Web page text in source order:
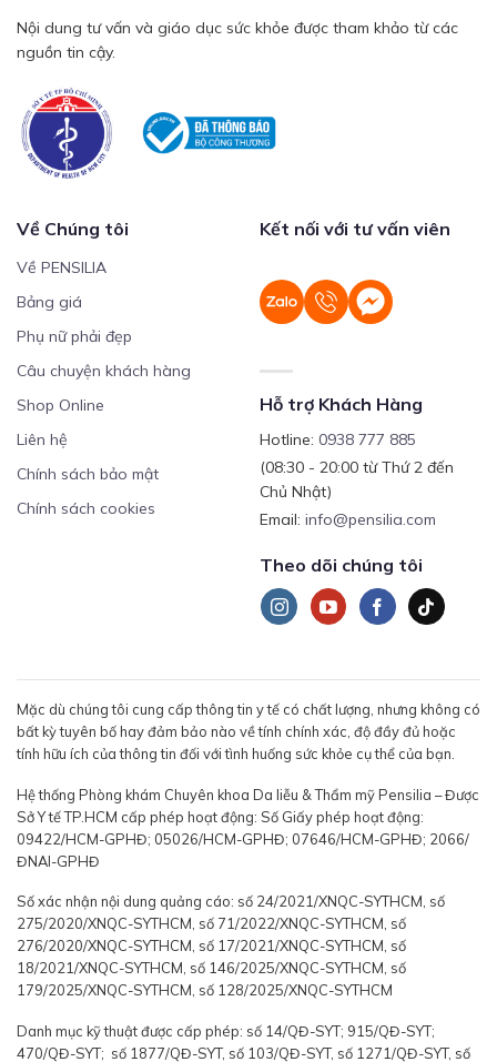
Nội dung tư vấn và giáo dục sức khỏe được tham khảo từ các
nguồn tin cậy.
Về Chúng tôi
Về PENSILIA
Bảng giá
Phụ nữ phải đẹp
Câu chuyện khách hàng
Shop Online
Liên hệ
Chính sách bảo mật
Chính sách cookies
Kết nối với tư vấn viên
Hỗ trợ Khách Hàng
Hotline: 0938 777 885
(08:30 - 20:00 từ Thứ 2 đến
Chủ Nhật)
Email: info@pensilia.com
Theo dõi chúng tôi
Mặc dù chúng tôi cung cấp thông tin y tế có chất lượng, nhưng không có
bất kỳ tuyên bố hay đảm bảo nào về tính chính xác, độ đầy đủ hoặc
tính hữu ích của thông tin đối với tình huống sức khỏe cụ thể của bạn.
Hệ thống Phòng khám Chuyên khoa Da liễu & Thẩm mỹ Pensilia – Được
Sở Y tế TP.HCM cấp phép hoạt động: Số Giấy phép hoạt động:
09422/HCM-GPHĐ; 05026/HCM-GPHĐ; 07646/HCM-GPHĐ; 2066/
ĐNAI-GPHĐ
Số xác nhận nội dung quảng cáo: số 24/2021/XNQC-SYTHCM, số
275/2020/XNQC-SYTHCM, số 71/2022/XNQC-SYTHCM, số
276/2020/XNQC-SYTHCM, số 17/2021/XNQC-SYTHCM, số
18/2021/XNQC-SYTHCM, số 146/2025/XNQC-SYTHCM, số
179/2025/XNQC-SYTHCM, số 128/2025/XNQC-SYTHCM
Danh mục kỹ thuật được cấp phép: số 14/QĐ-SYT; 915/QĐ-SYT;
470/QĐ-SYT; số 1877/QĐ-SYT, số 103/QĐ-SYT, số 1271/QĐ-SYT, số